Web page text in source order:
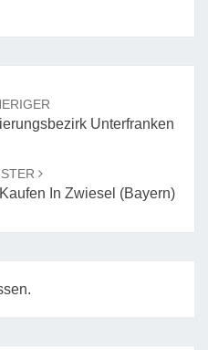
Unterfranken
In Zwiesel (Bayern)